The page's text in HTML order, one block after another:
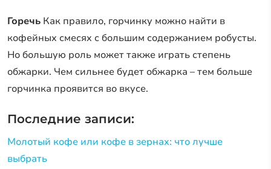
Горечь Как правило, горчинку можно найти в
кофейных смесях с большим содержанием робусты.
Но большую роль может также играть степень
обжарки. Чем сильнее будет обжарка – тем больше
горчинка проявится во вкусе.
Последние записи:
Молотый кофе или кофе в зернах: что лучше
выбрать